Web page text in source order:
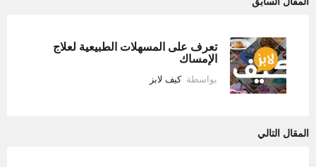
تعرف على المسهلات الطبيعية لعلاج
الإمساك
بواسطة كيف لابز
المقال التالي